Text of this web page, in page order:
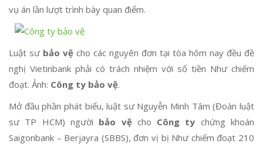
vụ án lần lượt trình bày quan điểm.
Luật sư bảo vệ cho các nguyên đơn tại tòa hôm nay đều đề
nghị Vietinbank phải có trách nhiệm với số tiền Như chiếm
đoạt. Ảnh: Công ty bảo vệ.
Mở đầu phần phát biểu, luật sư Nguyễn Minh Tâm (Đoàn luật
sư TP HCM) người bảo vệcho Công ty chứng khoán
Saigonbank – Berjayra (SBBS), đơn vị bị Như chiếm đoạt 210